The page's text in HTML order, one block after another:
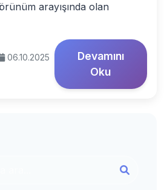
arayışında olan
06.10.2025
Devamını
Oku